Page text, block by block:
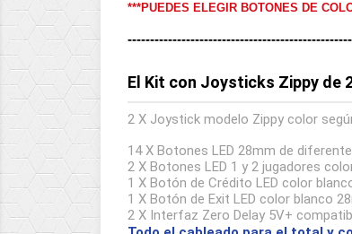
***PUEDES ELEGIR BOTONES DE
El Kit con Joysticks Zippy de
2 X Joystick modelo Zippy color
14 X Botones LED 28mm de
2 X Botones LED 1 y 2 jugadores
1 X Botón de Crédito LED color
1 X Botón de Exit LED color blanco
2 X Interfaz Zero Delay 5V+